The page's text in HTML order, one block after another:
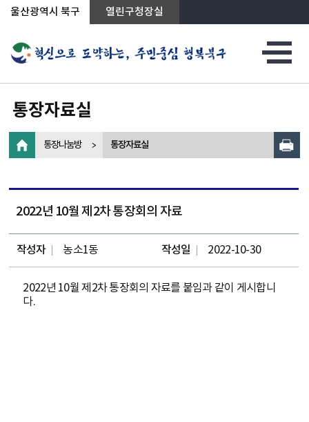
상단메뉴로 바로가기
전체메뉴로 바로가기
왼쪽메뉴로 바로가기
본문으로 바로가기
울산광역시 북구 열린구청장실
통장자료실
통장나눔방 통장자료실
2022년 10월 제2차 통장회의 자료
작성자 농소1동 작성일 2022-10-30
2022년 10월 제2차 통장회의 자료를 붙임과 같이 게시합니
다.